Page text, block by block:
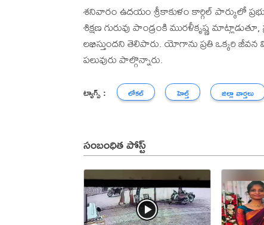
శనివారం ఉదయం శ్రీకాకుళం కార్గిల్ పార్కులో
శిక్షణ గురువు పాండ్రంకి మురళీకృష్ణ
లభిస్తుందని తెలిపారు. యోగాను ప్రతి ఒక్కరి
పలువురు పాల్గొన్నారు.
ట్యాగ్స్ : లోకల్ హెల్త్ జిల్లా వార్తలు
సంబంధిత పోస్ట్